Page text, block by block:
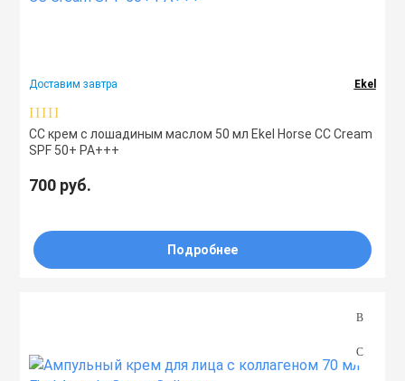
Доставим завтра Ekel
СС крем с лошадиным маслом 50 мл Ekel Horse CC Cream
SPF 50+ PA+++
700 руб.
Подробнее